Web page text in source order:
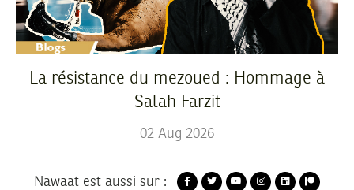
La résistance du mezoued : Hommage à
Salah Farzit
02 Aug 2026
Nawaat est aussi sur :